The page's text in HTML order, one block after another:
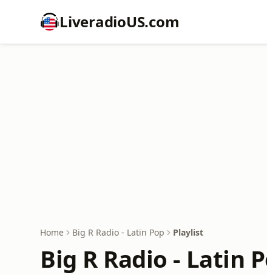
LiveradioUS.com
Home Big R Radio - Latin Pop Playlist
Big R Radio - Latin